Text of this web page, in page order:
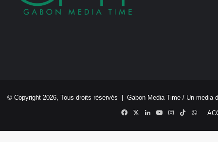
© Copyright 2026, Tous droits réservés | Gabon Media Time / Un media
Facebook
X LinkedinYouTubeInstagram
TikTok